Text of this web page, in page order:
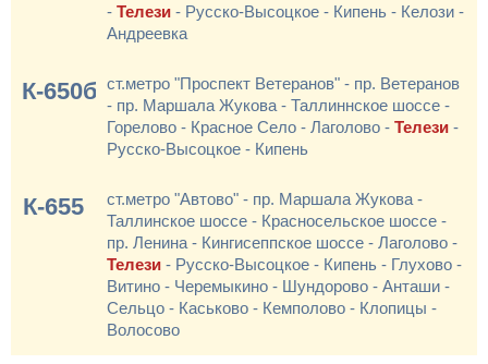
- Телези - Русско-Высоцкое - Кипень - Келози -
Андреевка
К-650б ст.метро "Проспект Ветеранов" - пр. Ветеранов
- пр. Маршала Жукова - Таллиннское шоссе -
Горелово - Красное Село - Лаголово - Телези -
Русско-Высоцкое - Кипень
К-655
ст.метро "Автово" - пр. Маршала Жукова -
Таллинское шоссе - Красносельское шоссе -
пр. Ленина - Кингисеппское шоссе - Лаголово -
Телези - Русско-Высоцкое - Кипень - Глухово -
Витино - Черемыкино - Шундорово - Анташи -
Сельцо - Каськово - Кемполово - Клопицы -
Волосово